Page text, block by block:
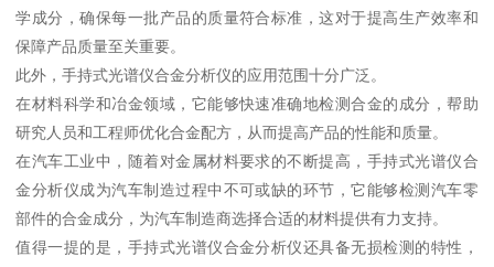
学成分，确保每一批产品的质量符合标准，这对于提高生产效率和
保障产品质量至关重要。
此外，手持式光谱仪合金分析仪的应用范围十分广泛。
在材料科学和冶金领域，它能够快速准确地检测合金的成分，帮助
研究人员和工程师优化合金配方，从而提高产品的性能和质量。
在汽车工业中，随着对金属材料要求的不断提高，手持式光谱仪合
金分析仪成为汽车制造过程中不可或缺的环节，它能够检测汽车零
部件的合金成分，为汽车制造商选择合适的材料提供有力支持。
值得一提的是，手持式光谱仪合金分析仪还具备无损检测的特性，